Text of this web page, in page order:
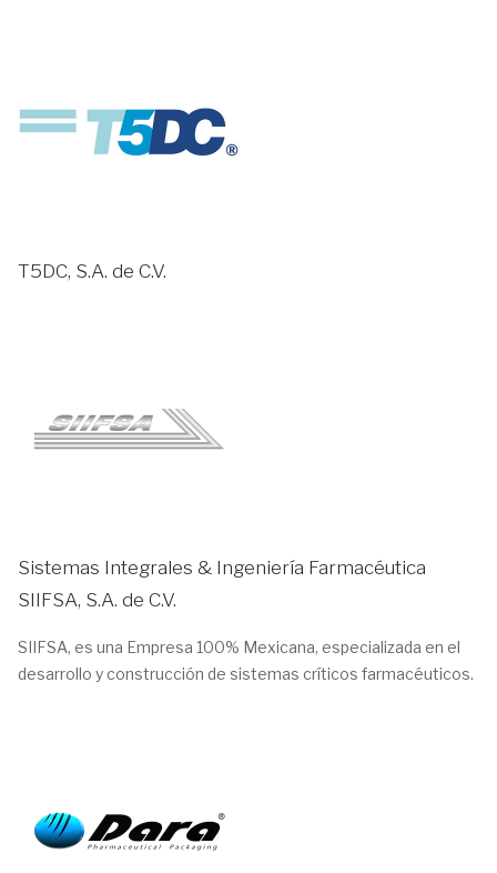
T5DC, S.A. de C.V.
Sistemas Integrales & Ingeniería Farmacéutica
SIIFSA, S.A. de C.V.
SIIFSA, es una Empresa 100% Mexicana, especializada en el
desarrollo y construcción de sistemas críticos farmacéuticos.